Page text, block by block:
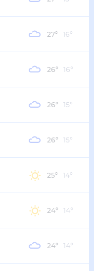
27° 16°
26° 16°
26° 15°
26° 15°
25° 14°
24° 14°
24° 14°